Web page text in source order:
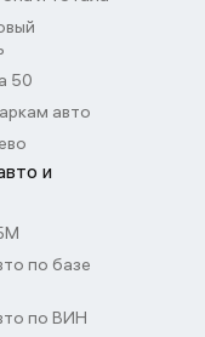
50
авто
и
по базе
по ВИН